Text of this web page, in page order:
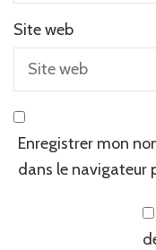
Site web
Enregistrer mon
dans le navigateur